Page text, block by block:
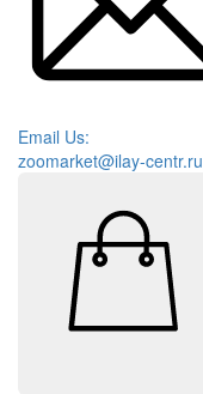
Email Us:
zoomarket@ilay-centr.ru